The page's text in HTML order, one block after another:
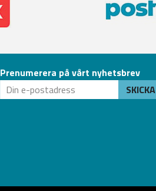
Prenumerera på vårt nyhetsbrev
SKICKA